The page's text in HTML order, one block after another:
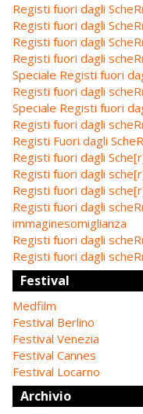
Registi fuori dagli
Registi fuori dagli
Registi fuori dagli
Registi fuori dagli
Speciale Registi fuori
Registi fuori dagli
Speciale Registi fuori
Registi fuori dagli
Registi Fuori dagli
Registi fuori dagli
Registi fuori dagli
Registi fuori dagli
Registi fuori dagli
immaginesomiglianza
Registi fuori dagli
Registi fuori dagli
Festival
Medfilm
Festival Berlino
Festival Venezia
Festival Cannes
Festival Locarno
Archivio